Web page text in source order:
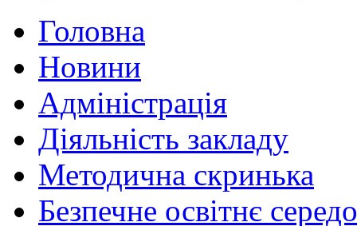
Головна
Новини
Адміністрація
Діяльність закладу
Методична скринька
Безпечне освітнє